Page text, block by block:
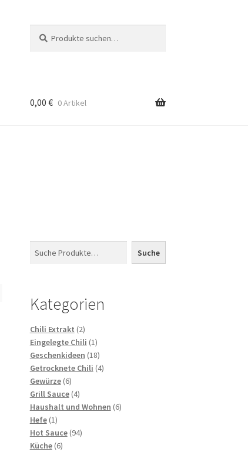
nach:
0,00 € 0 Artikel
Suche
Kategorien
Chili Extrakt 22
Produkte
Eingelegte Chili 11
Produkt
Geschenkideen 1818
Produkte
Getrocknete Chili 44
Gewürze 66
Produkte
Grill Sauce 44
Produkte
Haushalt und Wohnen 66
Hefe 11
Produkt
Hot Sauce 9494
Küche 66